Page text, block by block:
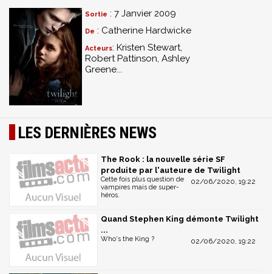
Sortie : 7 Janvier 2009
De : Catherine Hardwicke
Acteurs: Kristen Stewart,
Robert Pattinson, Ashley
Greene...
LES DERNIÈRES NEWS
The Rook : la nouvelle série SF
produite par l'auteure de Twilight
02/06/2020, 19:22
Cette fois plus question de
vampires mais de super-
héros.
Quand Stephen King démonte Twilight
...
02/06/2020, 19:22
Who's the King ?